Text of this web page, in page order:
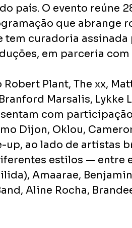
país. O evento reúne
que abrange
tem curadoria assinada
em parceria com
Plant, The xx,
Marsalis, Lykke
com
Dijon, Oklou,
ao lado de artistas
estilos — entre
Amaarae, Benjamin
Aline Rocha,